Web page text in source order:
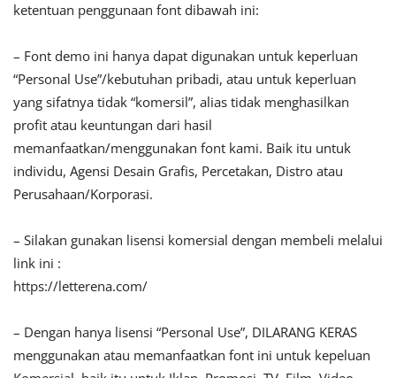
ketentuan penggunaan font dibawah ini:
– Font demo ini hanya dapat digunakan untuk keperluan
“Personal Use”/kebutuhan pribadi, atau untuk keperluan
yang sifatnya tidak “komersil”, alias tidak menghasilkan
profit atau keuntungan dari hasil
memanfaatkan/menggunakan font kami. Baik itu untuk
individu, Agensi Desain Grafis, Percetakan, Distro atau
Perusahaan/Korporasi.
– Silakan gunakan lisensi komersial dengan membeli melalui
link ini :
https://letterena.com/
– Dengan hanya lisensi “Personal Use”, DILARANG KERAS
menggunakan atau memanfaatkan font ini untuk kepeluan